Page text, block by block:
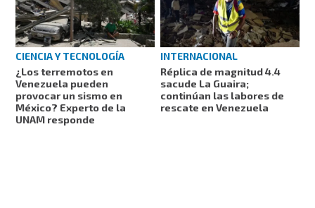
CIENCIA Y TECNOLOGÍA
¿Los terremotos en
Venezuela pueden
provocar un sismo en
México? Experto de la
UNAM responde
INTERNACIONAL
Réplica de magnitud 4.4
sacude La Guaira;
continúan las labores de
rescate en Venezuela